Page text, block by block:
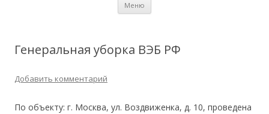
Меню
Генеральная уборка ВЭБ РФ
Добавить комментарий
По объекту: г. Москва, ул. Воздвиженка, д. 10, проведена